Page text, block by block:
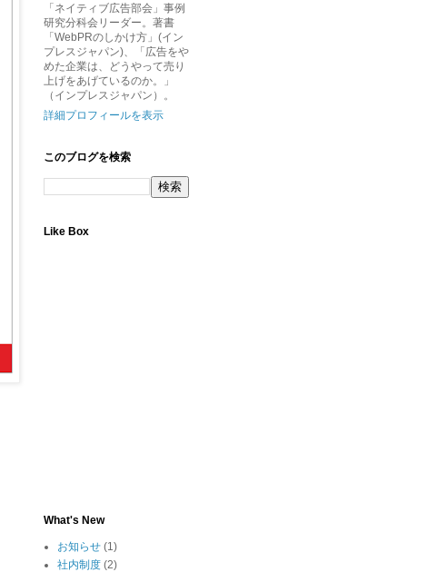
「ネイティブ広告部会」事例
研究分科会リーダー。著書
「WebPRのしかけ方」(イン
プレスジャパン)、「広告をや
めた企業は、どうやって売り
上げをあげているのか。」
（インプレスジャパン）。
詳細プロフィールを表示
このブログを検索
Like Box
What's New
お知らせ (1)
社内制度 (2)